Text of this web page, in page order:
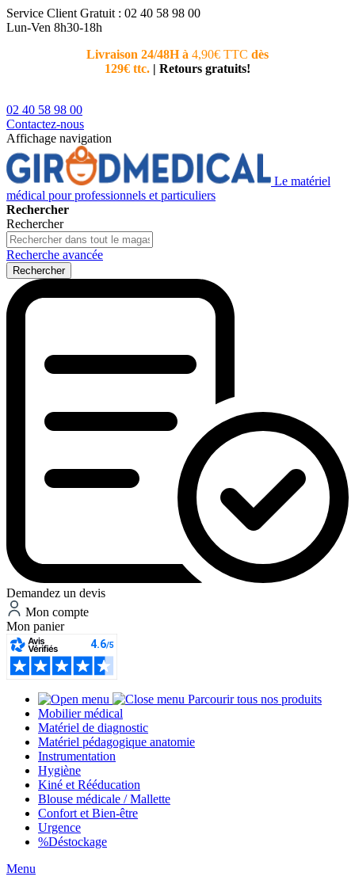
Service Client Gratuit : 02 40 58 98 00
Lun-Ven 8h30-18h
Livraison 24/48H à 4,90€ TTC dès
129€ ttc. | Retours gratuits!
02 40 58 98 00
Contactez-nous
Affichage navigation
Le matériel
médical pour professionnels et particuliers
Rechercher
Rechercher
Recherche avancée
Rechercher
Demandez un devis
Mon compte
Mon panier
Parcourir tous nos produits
Mobilier médical
Matériel de diagnostic
Matériel pédagogique anatomie
Instrumentation
Hygiène
Kiné et Rééducation
Blouse médicale / Mallette
Confort et Bien-être
Urgence
%Déstockage
Menu